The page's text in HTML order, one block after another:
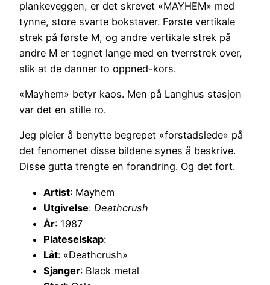
plankeveggen, er det skrevet «MAYHEM» med
tynne, store svarte bokstaver. Første vertikale
strek på første M, og andre vertikale strek på
andre M er tegnet lange med en tverrstrek over,
slik at de danner to oppned-kors.
«Mayhem» betyr kaos. Men på Langhus stasjon
var det en stille ro.
Jeg pleier å benytte begrepet «forstadslede» på
det fenomenet disse bildene synes å beskrive.
Disse gutta trengte en forandring. Og det fort.
Artist: Mayhem
Utgivelse: Deathcrush
År: 1987
Plateselskap:
Låt: «Deathcrush»
Sjanger: Black metal